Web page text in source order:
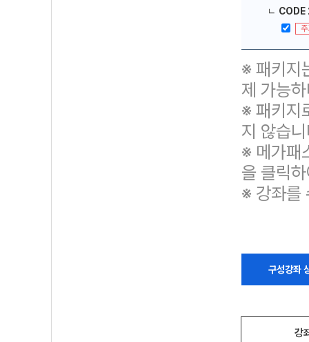
ㄴ CODE
※ 패키지
제 가능
※ 패키지
지 않습
※ 메가패
을 클릭
※ 강좌를
구성강좌
강